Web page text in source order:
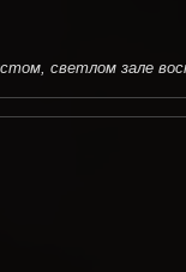
светлом зале